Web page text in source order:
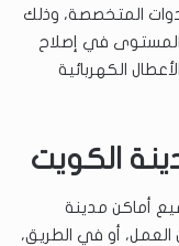
المتخصصة، وذلك
في إصلاح
الكهربائية
الكويت
أماكن مدينة
أو في الطريق،